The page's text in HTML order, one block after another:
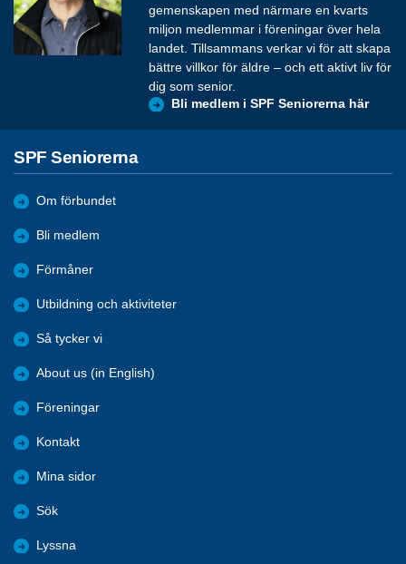
gemenskapen med närmare en kvarts
miljon medlemmar i föreningar över hela
landet. Tillsammans verkar vi för att skapa
bättre villkor för äldre – och ett aktivt liv för
dig som senior.
Bli medlem i SPF Seniorerna här
SPF Seniorerna
Om förbundet
Bli medlem
Förmåner
Utbildning och aktiviteter
Så tycker vi
About us (in English)
Föreningar
Kontakt
Mina sidor
Sök
Lyssna